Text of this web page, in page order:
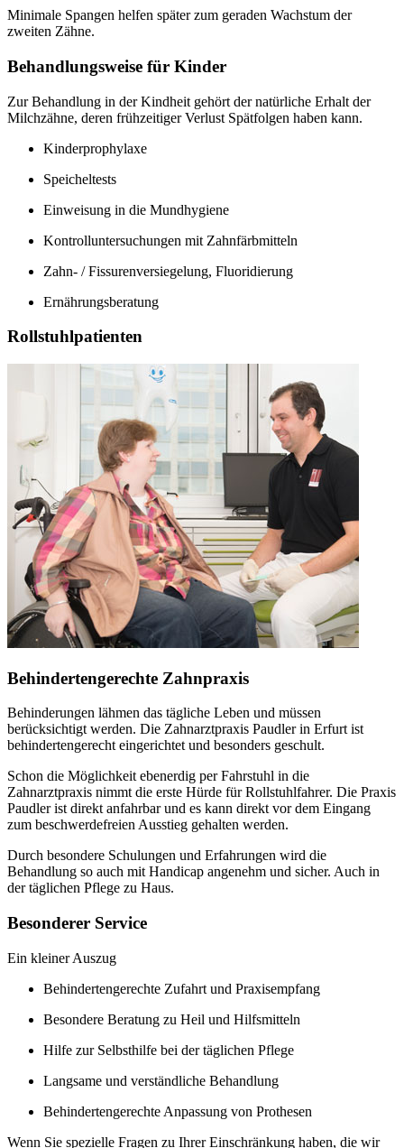
Minimale Spangen helfen später zum geraden Wachstum der
zweiten Zähne.
Behandlungsweise für Kinder
Zur Behandlung in der Kindheit gehört der natürliche Erhalt der
Milchzähne, deren frühzeitiger Verlust Spätfolgen haben kann.
Kinderprophylaxe
Speicheltests
Einweisung in die Mundhygiene
Kontrolluntersuchungen mit Zahnfärbmitteln
Zahn- / Fissurenversiegelung, Fluoridierung
Ernährungsberatung
Rollstuhlpatienten
Behindertengerechte Zahnpraxis
Behinderungen lähmen das tägliche Leben und müssen
berücksichtigt werden. Die Zahnarztpraxis Paudler in Erfurt ist
behindertengerecht eingerichtet und besonders geschult.
Schon die Möglichkeit ebenerdig per Fahrstuhl in die
Zahnarztpraxis nimmt die erste Hürde für Rollstuhlfahrer. Die Praxis
Paudler ist direkt anfahrbar und es kann direkt vor dem Eingang
zum beschwerdefreien Ausstieg gehalten werden.
Durch besondere Schulungen und Erfahrungen wird die
Behandlung so auch mit Handicap angenehm und sicher. Auch in
der täglichen Pflege zu Haus.
Besonderer Service
Ein kleiner Auszug
Behindertengerechte Zufahrt und Praxisempfang
Besondere Beratung zu Heil und Hilfsmitteln
Hilfe zur Selbsthilfe bei der täglichen Pflege
Langsame und verständliche Behandlung
Behindertengerechte Anpassung von Prothesen
Wenn Sie spezielle Fragen zu Ihrer Einschränkung haben, die wir